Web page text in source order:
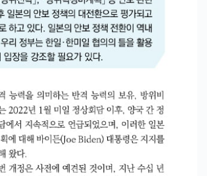
。
80.2％も減少
法案」提出！⇒ クーパン問題は合衆国企業に対
のような発言。
上最高益」当期純利益は前年同期比13.4倍に。
？